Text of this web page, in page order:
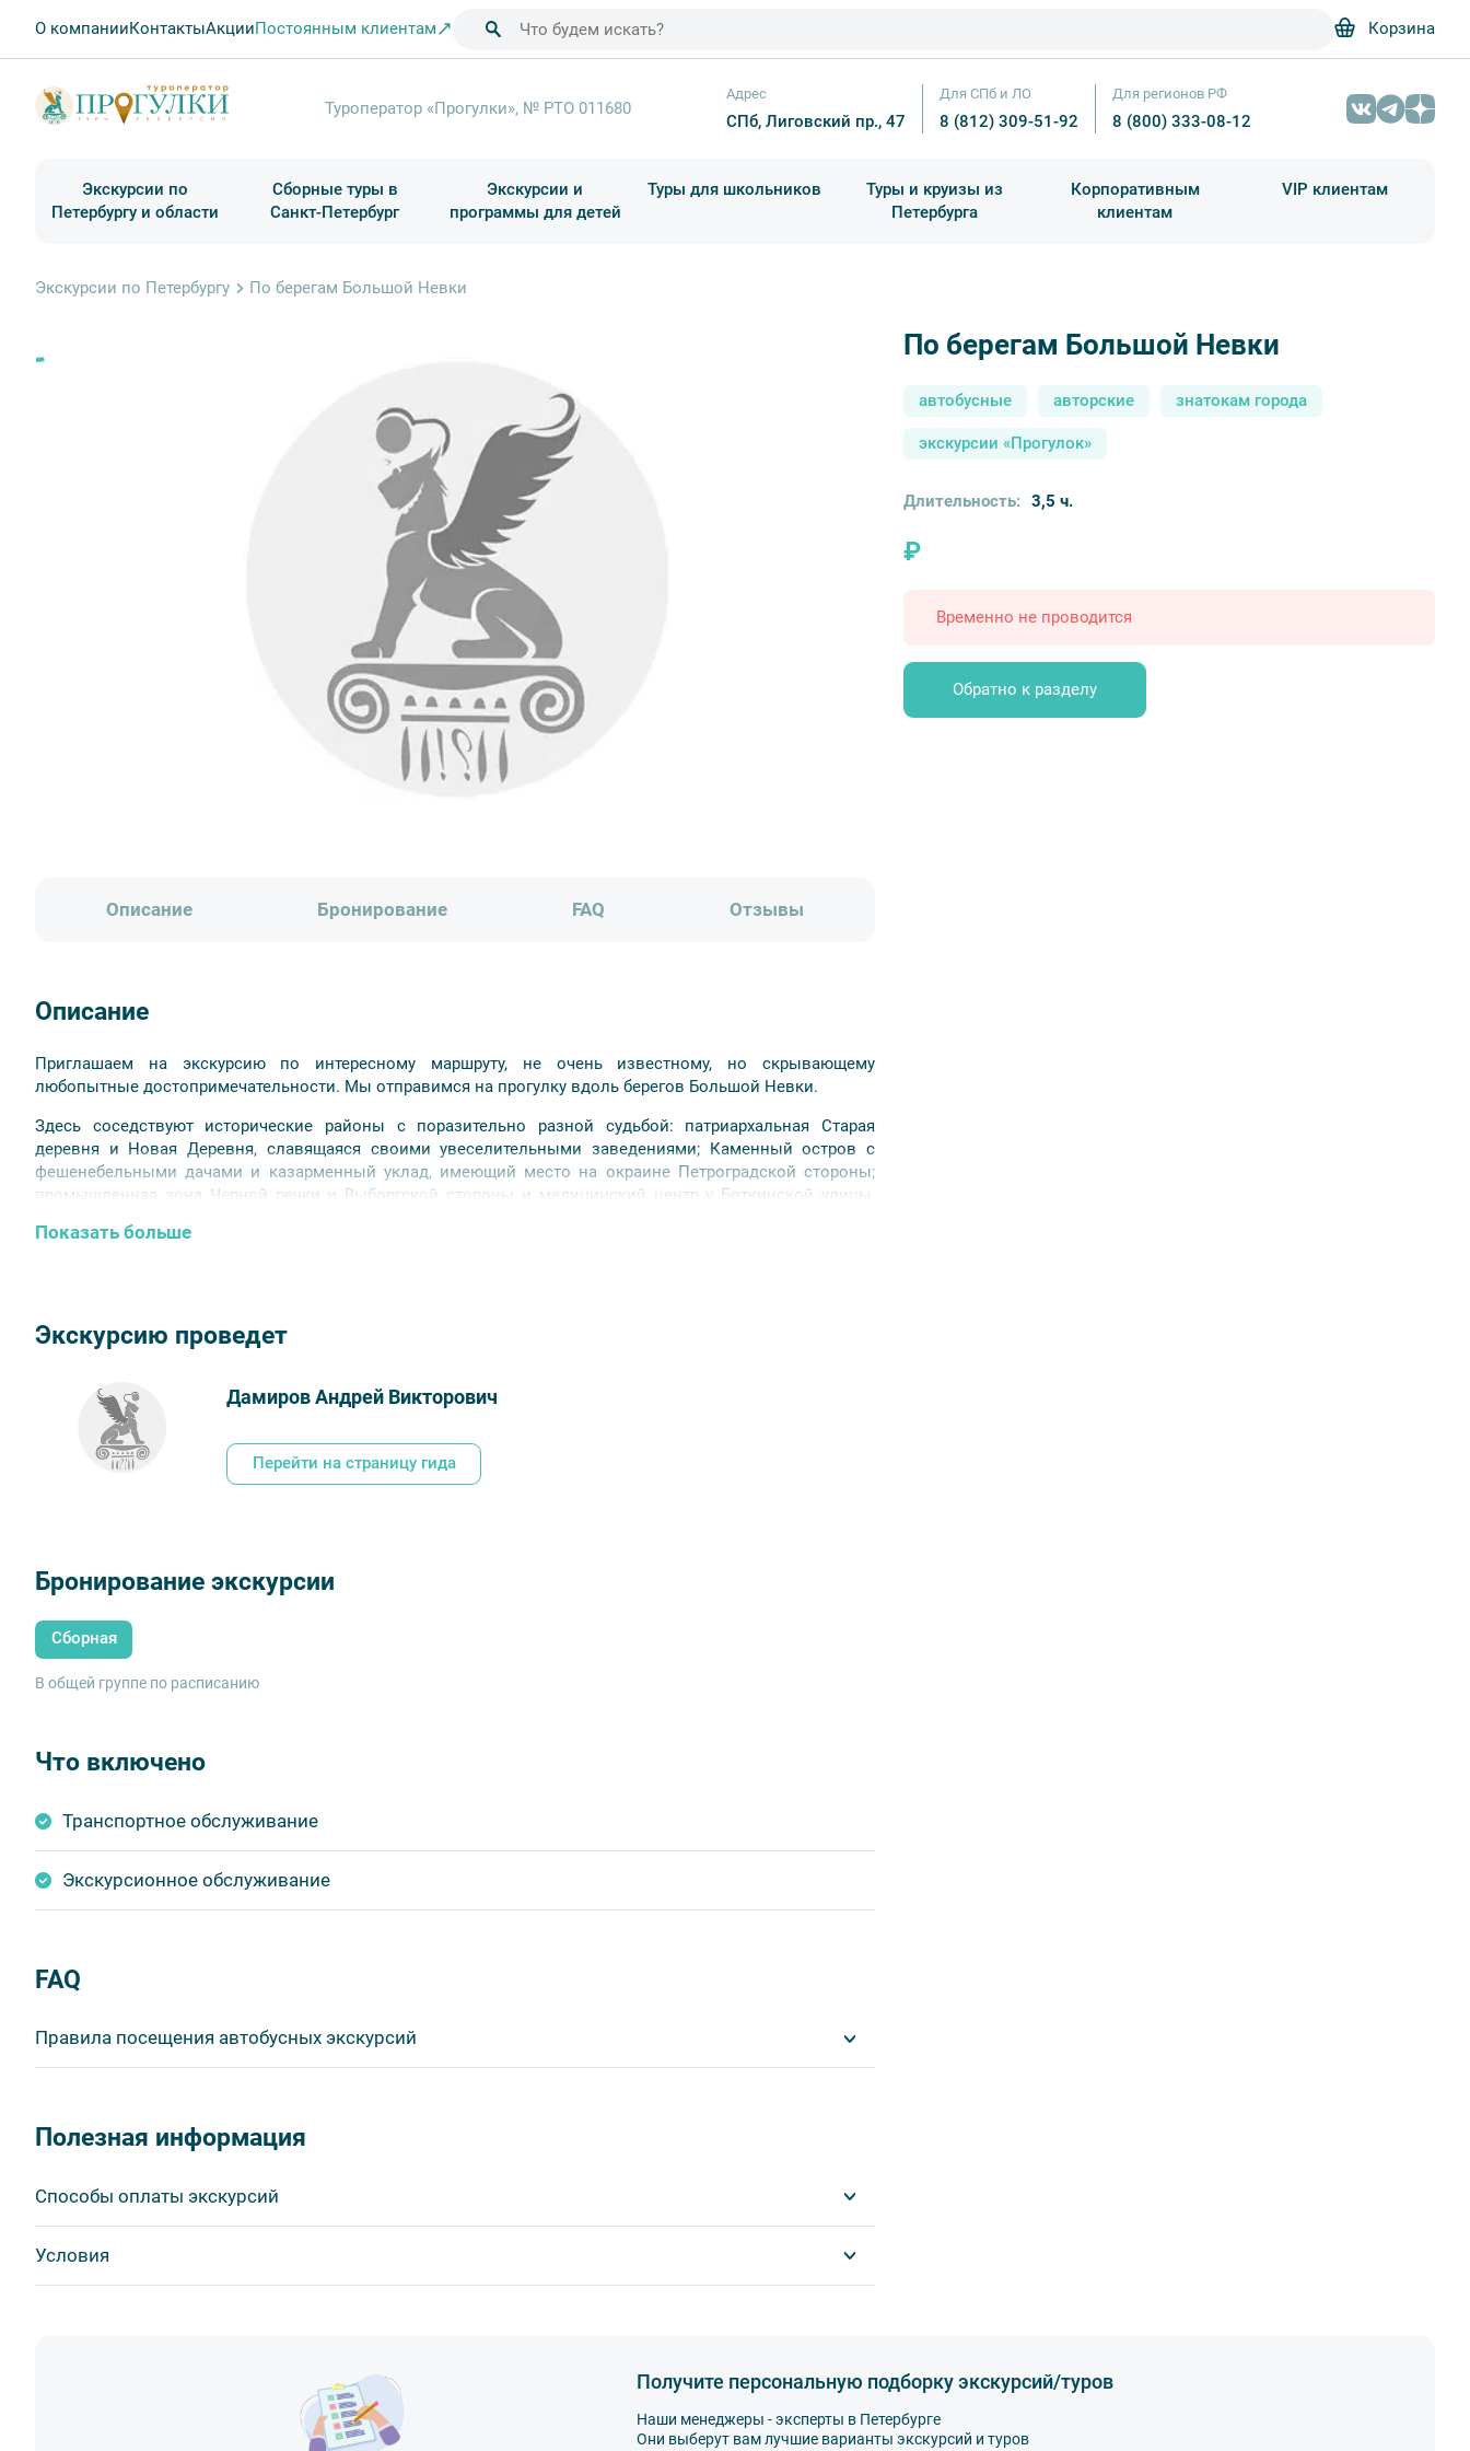
О компанииКонтактыАкцииПостоянным клиентам Корзина
Туроператор «Прогулки», № РТО 011680
Адрес
СПб, Лиговский пр., 47
Для СПб и ЛО
8 (812) 309-51-92
Для регионов РФ
8 (800) 333-08-12
Экскурсии по
Петербургу и области
Сборные туры в
Санкт-Петербург
Экскурсии и
программы для детей
Туры для школьников
Туры и круизы из
Петербурга
Корпоративным
клиентам
VIP клиентам
Экскурсии по Петербургу По берегам Большой Невки
По берегам Большой Невки
автобусные авторские знатокам города
экскурсии «Прогулок»
₽
Длительность: 3,5 ч.
Временно не проводится
Обратно к разделу
Описание Бронирование FAQ Отзывы
Описание
Приглашаем на экскурсию по интересному маршруту, не очень известному, но скрывающему
любопытные достопримечательности. Мы отправимся на прогулку вдоль берегов Большой Невки.
Здесь соседствуют исторические районы с поразительно разной судьбой: патриархальная Старая
деревня и Новая Деревня, славящаяся своими увеселительными заведениями; Каменный остров с
фешенебельными дачами и казарменный уклад, имеющий место на окраине Петроградской стороны;
промышленная зона Черной речки и Выборгской стороны и медицинский центр у Боткинской улицы,
старейший Сампсониевский собор, узнаем об истоках российского автомобилестроения, о том, где
располагался вокзал «игрушечной» Приморской железной дороги и как прорабская на стройке вошла в
Показать больше
Экскурсию проведет
Дамиров Андрей Викторович
Перейти на страницу гида
Бронирование экскурсии
Сборная
В общей группе по расписанию
Что включено
Транспортное обслуживание
Экскурсионное обслуживание
FAQ
Правила посещения автобусных экскурсий
быть изменено на более раннее или более позднее.
в ходе проведения экскурсий и туров. Поэтому, пожалуйста, ознакомьтесь с правилами,
соблюдение которых сделает ваш отдых приятным, комфортным и безопасным.
1. Во время проведения автобусных экскурсий в транспорте запрещается:
- употреблять пищу и напитки за исключением бутилированной воды,
- провозить острые, колющие и режущие предметы,
Полезная информация
Способы оплаты экскурсий
Условия
Получите персональную подборку экскурсий/туров
Наши менеджеры - эксперты в Петербурге
Они выберут вам лучшие варианты экскурсий и туров